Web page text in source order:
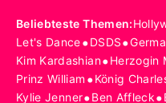
Beliebteste Themen:
Let's Dance•DSDS•
Kim Kardashian•Herzogin
Prinz William •König
Kylie Jenner•Ben Affleck•